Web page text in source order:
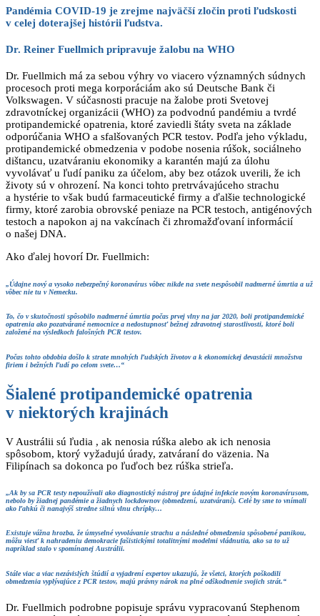
Pandémia COVID-19 je zrejme najväčší zločin proti ľudskosti
v celej doterajšej histórii ľudstva.
Dr. Reiner Fuellmich pripravuje žalobu na WHO
Dr. Fuellmich má za sebou výhry vo viacero významných súdnych
procesoch proti mega korporáciám ako sú Deutsche Bank či
Volkswagen. V súčasnosti pracuje na žalobe proti Svetovej
zdravotníckej organizácii (WHO) za podvodnú pandémiu a tvrdé
protipandemické opatrenia, ktoré zaviedli štáty sveta na základe
odporúčania WHO a sfalšovaných PCR testov. Podľa jeho výkladu,
protipandemické obmedzenia v podobe nosenia rúšok, sociálneho
dištancu, uzatváraniu ekonomiky a karantén majú za úlohu
vyvolávať u ľudí paniku za účelom, aby bez otázok uverili, že ich
životy sú v ohrození. Na konci tohto pretrvávajúceho strachu
a hystérie to však budú farmaceutické firmy a ďalšie technologické
firmy, ktoré zarobia obrovské peniaze na PCR testoch, antigénových
testoch a napokon aj na vakcínach či zhromažďovaní informácií
o našej DNA.
Ako ďalej hovorí Dr. Fuellmich:
„Údajne nový a vysoko nebezpečný koronavírus vôbec nikde na svete nespôsobil nadmerné úmrtia a už
vôbec nie tu v Nemecku.
To, čo v skutočnosti spôsobilo nadmerné úmrtia počas prvej vlny na jar 2020, boli protipandemické
opatrenia ako pozatvárané nemocnice a nedostupnosť bežnej zdravotnej starostlivosti, ktoré boli
založené na výsledkoch falošných PCR testov.
Počas tohto obdobia došlo k strate mnohých ľudských životov a k ekonomickej devastácii množstva
firiem i bežných ľudí po celom svete…“
Šialené protipandemické opatrenia
v niektorých krajinách
V Austrálii sú ľudia , ak nenosia rúška alebo ak ich nenosia
spôsobom, ktorý vyžadujú úrady, zatváraní do väzenia. Na
Filipínach sa dokonca po ľuďoch bez rúška strieľa.
„Ak by sa PCR testy nepoužívali ako diagnostický nástroj pre údajné infekcie novým koronavírusom,
nebolo by žiadnej pandémie a žiadnych lockdownov (obmedzení, uzatváraní). Celé by sme to vnímali
ako ľahkú či nanajvýš stredne silnú vlnu chrípky…
Existuje vážna hrozba, že úmyselné vyvolávanie strachu a následné obmedzenia spôsobené panikou,
môžu viesť k nahradeniu demokracie fašistickými totalitnými modelmi vládnutia, ako sa to už
napríklad stalo v spomínanej Austrálii.
Stále viac a viac nezávislých štúdií a vyjadrení expertov ukazujú, že všetci, ktorých poškodili
obmedzenia vyplývajúce z PCR testov, majú právny nárok na plné odškodnenie svojich strát.“
Dr. Fuellmich podrobne popisuje správu vypracovanú Stephenom